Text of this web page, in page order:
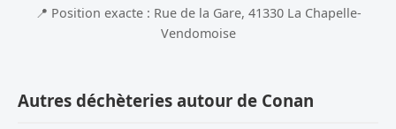
📍 Position exacte : Rue de la Gare, 41330 La Chapelle-
Vendomoise
Autres déchèteries autour de Conan